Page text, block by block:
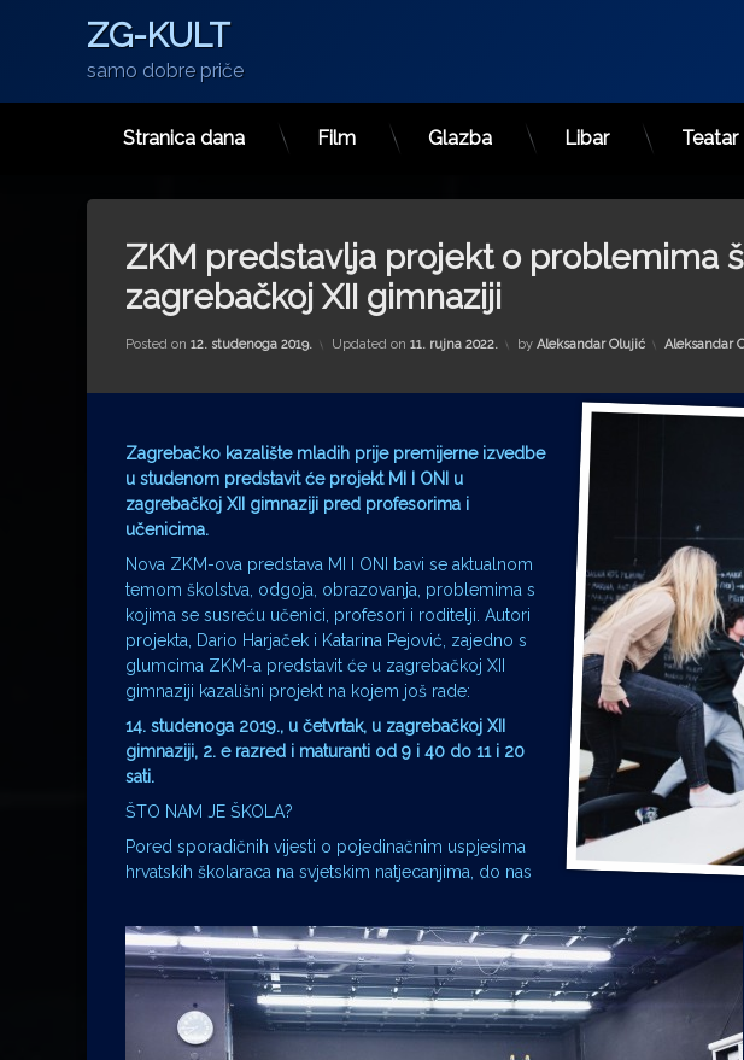
ZG-KULT
samo dobre priče
Stranica dana Film Glazba Libar Teatar
ZKM predstavlja projekt o problemima
zagrebačkoj XII gimnaziji
Posted on 12. studenoga 2019. Updated on 11. rujna 2022. by Aleksandar Olujić Kategorije:
Aleksandar
Zagrebačko kazalište mladih prije premijerne izvedbe
u studenom predstavit će projekt MI I ONI u
zagrebačkoj XII gimnaziji pred profesorima i
učenicima.
Nova ZKM-ova predstava MI I ONI bavi se aktualnom
temom školstva, odgoja, obrazovanja, problemima s
kojima se susreću učenici, profesori i roditelji. Autori
projekta, Dario Harjaček i Katarina Pejović, zajedno s
glumcima ZKM-a predstavit će u zagrebačkoj XII
gimnaziji kazališni projekt na kojem još rade:
14. studenoga 2019., u četvrtak, u zagrebačkoj XII
gimnaziji, 2. e razred i maturanti od 9 i 40 do 11 i 20
sati.
ŠTO NAM JE ŠKOLA?
Pored sporadičnih vijesti o pojedinačnim uspjesima
hrvatskih školaraca na svjetskim natjecanjima, do nas